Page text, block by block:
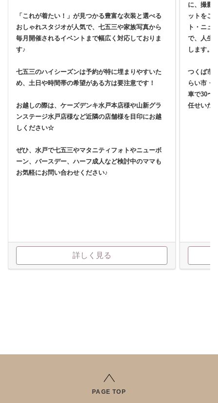
「これが着たい！」が見つかる豊富な衣装と選べる
おしゃれスタジオが人気で、七五三や家族写真から
毎月開催されるイベントまで幅広く対応しておりま
す♪
七五三のハイシーズンは予約が特に埋まりやすいた
め、土日や時間帯の希望がある方は要注意です！
お越しの際は、ケーズデンキ水戸本店様や山新グラ
ンステージ水戸店様など近隣の店舗様を目印にお越
しください☆
ぜひ、水戸で七五三やマタニティフォトやニューボ
ーン、バースデー、ハーフ成人など検討中のママも
お気軽にお問い合わせください♪
詳しく見る
に、撮影
ットをご
ト・ニュ
で、人生
します。
つくば市
らい市・
車で30〜
任せいた
PAGE TOP